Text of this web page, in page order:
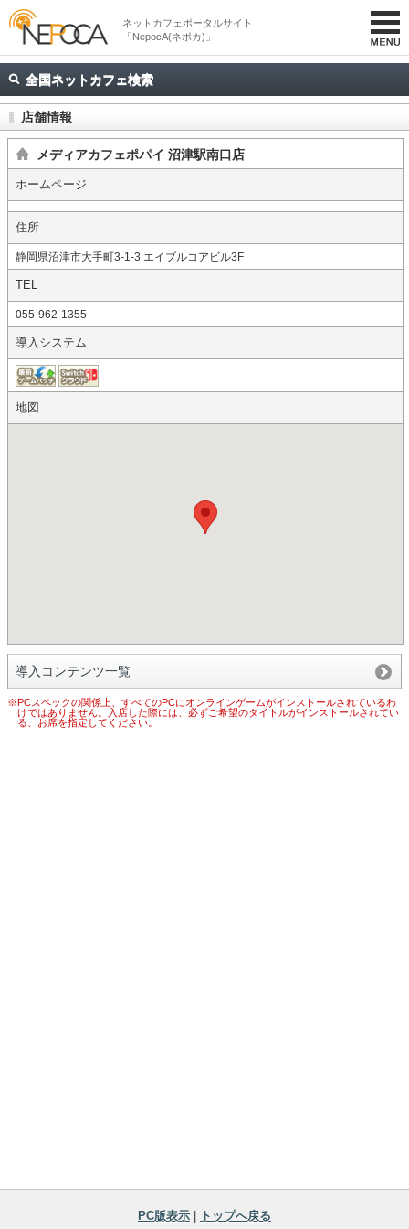
ネットカフェポータルサイト
「NepocA(ネポカ)」
全国ネットカフェ検索
店舗情報
メディアカフェポパイ 沼津駅南口店
ホームページ
住所
静岡県沼津市大手町3-1-3 エイブルコアビル3F
TEL
055-962-1355
導入システム
地図
導入コンテンツ一覧
※PCスペックの関係上、すべてのPCにオンラインゲームがインストールされているわ
けではありません。入店した際には、必ずご希望のタイトルがインストールされてい
る、お席を指定してください。
PC版表示 トップへ戻る